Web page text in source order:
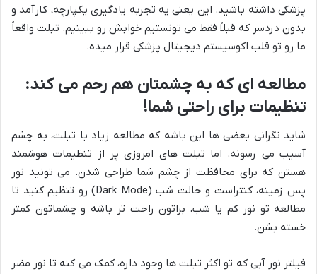
پزشکی داشته باشید. این یعنی یه تجربه یادگیری یکپارچه، کارآمد و
بدون دردسر که قبلاً فقط می تونستیم خوابش رو ببینیم. تبلت واقعاً
ما رو تو قلب اکوسیستم دیجیتال پزشکی قرار میده.
مطالعه ای که به چشمتان هم رحم می کند:
تنظیمات برای راحتی شما!
شاید نگرانی بعضی ها این باشه که مطالعه زیاد با تبلت، به چشم
آسیب می رسونه. اما تبلت های امروزی پر از تنظیمات هوشمند
هستن که برای محافظت از چشم شما طراحی شدن. می تونید نور
پس زمینه، کنتراست و حالت شب (Dark Mode) رو تنظیم کنید تا
مطالعه تو نور کم یا شب، براتون راحت تر باشه و چشماتون کمتر
خسته بشن.
فیلتر نور آبی که تو اکثر تبلت ها وجود داره، کمک می کنه تا نور مضر